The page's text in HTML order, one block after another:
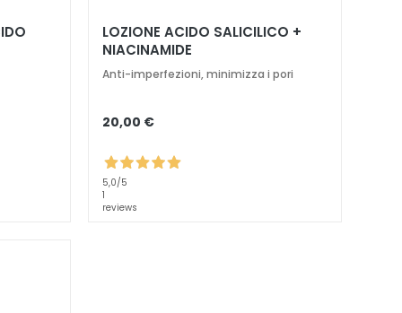
LOZIONE ACIDO SALICILICO +
NIACINAMIDE
Anti-imperfezioni, minimizza i pori
20,00 €
5,0/5
1
reviews